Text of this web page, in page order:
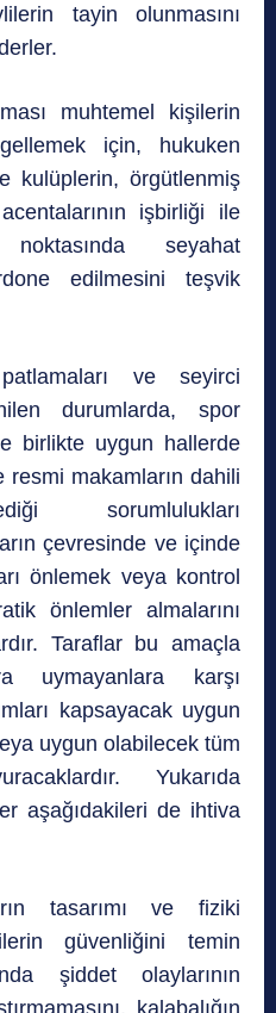
tayin olunmasını
muhtemel kişilerin
için, hukuken
kulüplerin, örgütlenmiş
işbirliği ile
seyahat
edilmesini teşvik
ve seyirci
durumlarda, spor
birlikte uygun hallerde
makamların dahili
sorumlulukları
çevresinde ve içinde
önlemek veya kontrol
önlemler almalarını
Taraflar bu amaçla
uymayanlara karşı
kapsayacak uygun
uygun olabilecek tüm
Yukarıda
aşağıdakileri de ihtiva
tasarımı ve fiziki
güvenliğini temin
şiddet olaylarının
kalabalığın